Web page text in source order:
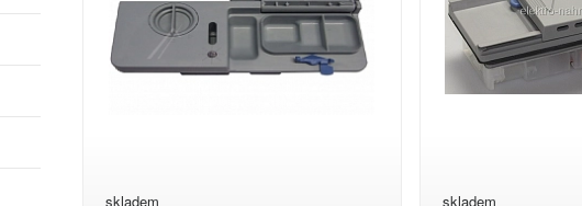
skladem skladem